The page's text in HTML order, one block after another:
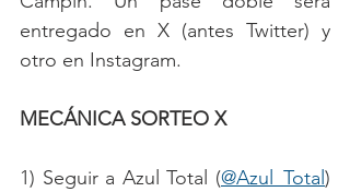
entregado en X (antes Twitter) y
otro en Instagram.
MECÁNICA SORTEO X
1) Seguir a Azul Total (@Azul_Total )